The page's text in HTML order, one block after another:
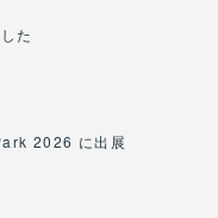
た
2026 に出展